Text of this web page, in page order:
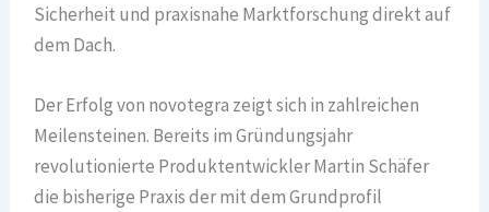
Sicherheit und praxisnahe Marktforschung direkt auf
dem Dach.
Der Erfolg von novotegra zeigt sich in zahlreichen
Meilensteinen. Bereits im Gründungsjahr
revolutionierte Produktentwickler Martin Schäfer
die bisherige Praxis der mit dem Grundprofil